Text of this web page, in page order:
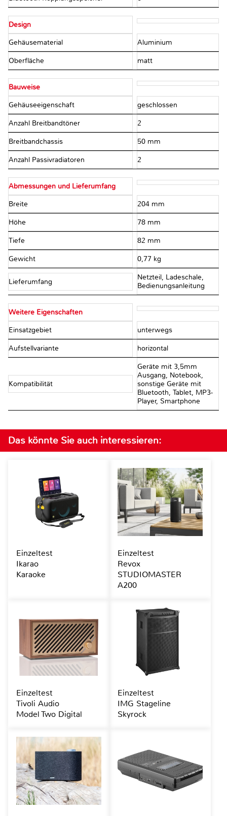
Design
Gehäusematerial Aluminium
Oberfläche matt
Bauweise
Gehäuseeigenschaft geschlossen
Anzahl Breitbandtöner 2
Breitbandchassis 50 mm
Anzahl Passivradiatoren 2
Abmessungen und Lieferumfang
Breite 204 mm
Höhe 78 mm
Tiefe 82 mm
Gewicht 0,77 kg
Lieferumfang
Netzteil, Ladeschale,
Bedienungsanleitung
Weitere Eigenschaften
Einsatzgebiet unterwegs
Aufstellvariante horizontal
Kompatibilität
Geräte mit 3,5mm
Ausgang, Notebook,
sonstige Geräte mit
Bluetooth, Tablet, MP3-
Player, Smartphone
Das könnte Sie auch interessieren:
Einzeltest
Ikarao
Karaoke
Einzeltest
Revox
STUDIOMASTER
A200
Einzeltest
Tivoli Audio
Model Two Digital
Einzeltest
IMG Stageline
Skyrock